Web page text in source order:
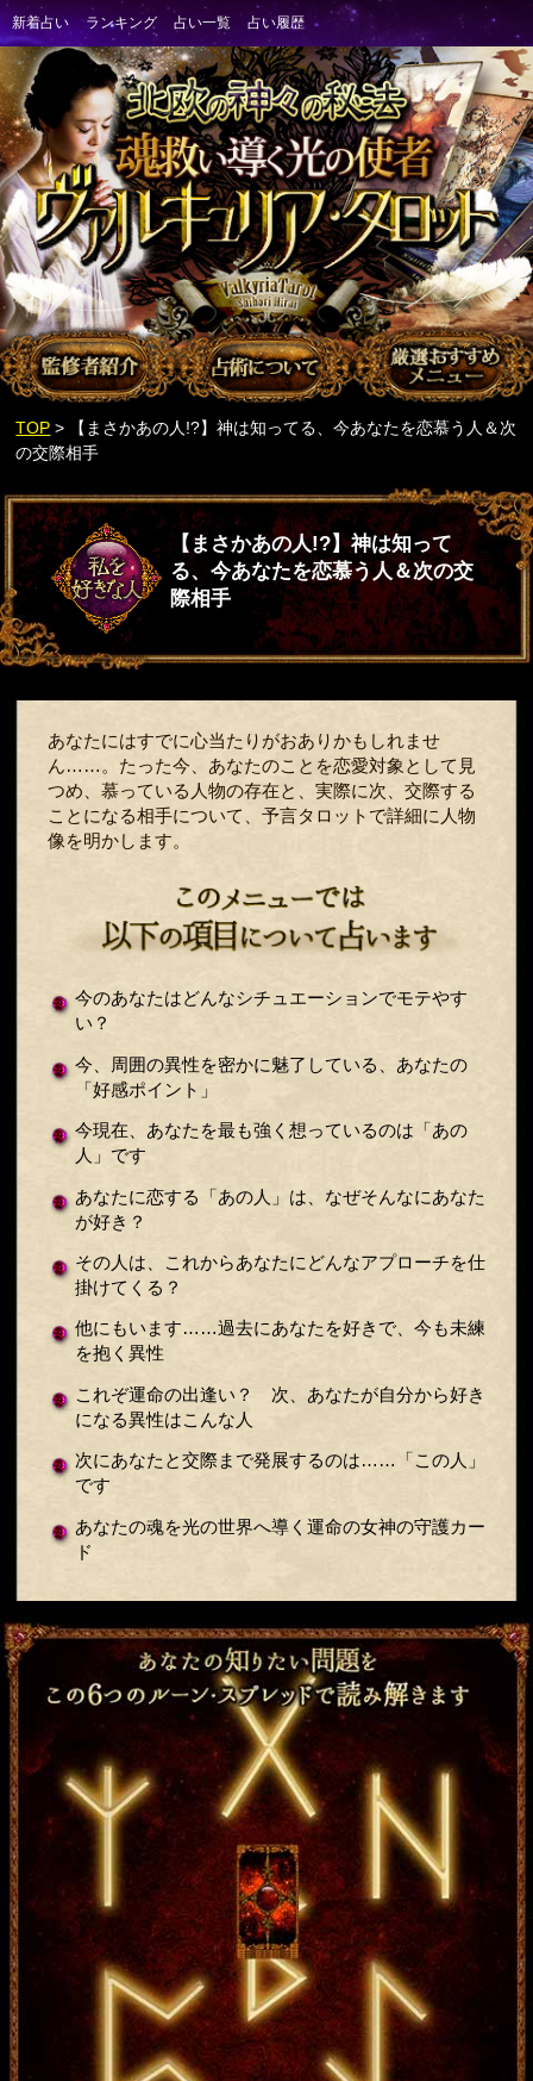
TOP > 【まさかあの人!?】神は知ってる、今あなたを恋慕う人＆次
の交際相手
【まさかあの人!?】神は知って
る、今あなたを恋慕う人＆次の交
際相手
あなたにはすでに心当たりがおありかもしれませ
ん……。たった今、あなたのことを恋愛対象として見
つめ、慕っている人物の存在と、実際に次、交際する
ことになる相手について、予言タロットで詳細に人物
像を明かします。
今のあなたはどんなシチュエーションでモテやす
い？
今、周囲の異性を密かに魅了している、あなたの
「好感ポイント」
今現在、あなたを最も強く想っているのは「あの
人」です
あなたに恋する「あの人」は、なぜそんなにあなた
が好き？
その人は、これからあなたにどんなアプローチを仕
掛けてくる？
他にもいます……過去にあなたを好きで、今も未練
を抱く異性
これぞ運命の出逢い？ 次、あなたが自分から好き
になる異性はこんな人
次にあなたと交際まで発展するのは……「この人」
です
あなたの魂を光の世界へ導く運命の女神の守護カー
ド